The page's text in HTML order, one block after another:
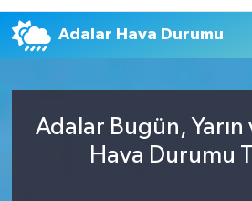
Adalar Hava Durumu
Adalar Bugün, Yarın
Hava Durumu
Hava Durumu
Süper Lig Puan Durumu ve